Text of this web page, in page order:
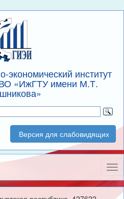
экономический институт
«ИжГТУ имени М.Т.
Версия для слабовидящих